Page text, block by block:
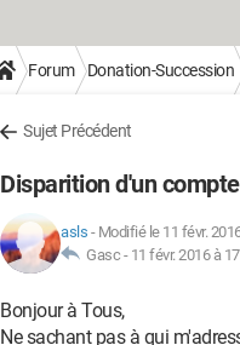
Forum Donation-Succession
Sujet Précédent
Disparition d'un
asls - Modifié le 11 févr.
Gasc - 11 févr. 2016 à
Bonjour à Tous,
Ne sachant pas à qui